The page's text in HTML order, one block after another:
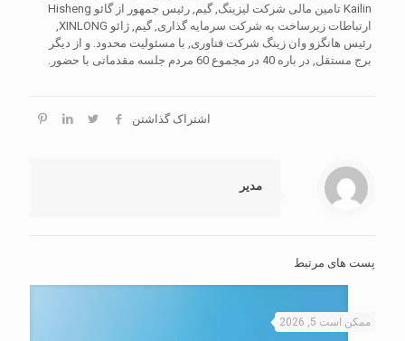
Kailin تامین مالی شرکت لیزینگ, گیم, رئيس جمهور از گائو Hisheng
ارتباطات زیرساخت به شرکت سرمایه گذاری, گیم, ژائو XINLONG,
رئیس هانگزو وان زینگ شرکت فناوری, با مسئولیت محدود. و از دیگر
برج مستقل, در باره 40 در مجموع 60 مردم جلسه مقدماتی با حضور.
اشتراک گذاشتن
مدیر
پست های مرتبط
ممکن است 5, 2026